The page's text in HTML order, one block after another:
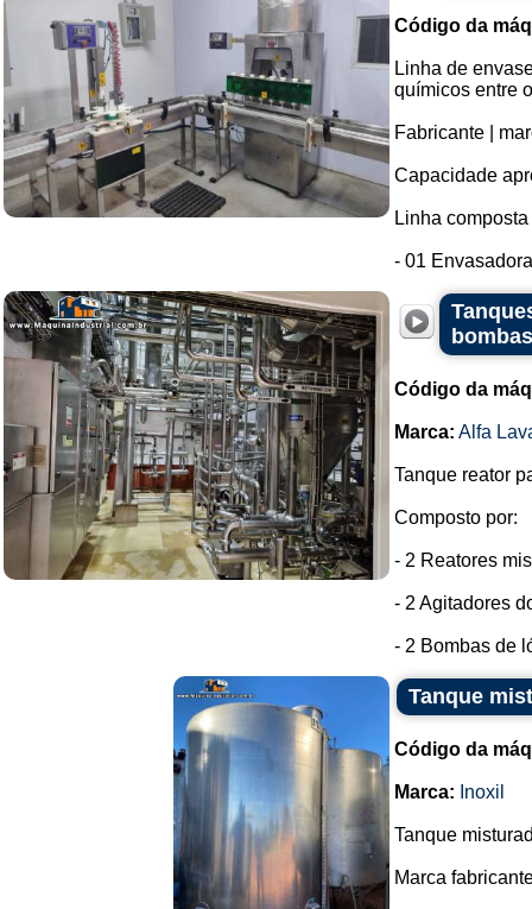
Código da
Linha de
químicos entre
Fabricante |
Capacidade
Linha
- 01
bombas
Código da
Marca: Alfa
Tanque reator
Composto por:
- 2 Reatores
- 2 Agitadores
- 2 Bombas de
Tanque
Código da
Marca: Inoxil
Tanque
Marca